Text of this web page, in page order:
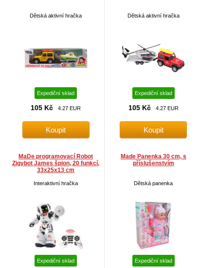
Dětská aktivní hračka
Expediční sklad
105 Kč 4.27 EUR
Dětská aktivní hračka
Expediční sklad
105 Kč 4.27 EUR
MaDe programovací Robot
Zigybot James špion, 20 funkcí,
33x25x13 cm
Interaktivní hračka
Expediční sklad
Made Panenka 30 cm, s
příslušenstvím
Dětská panenka
Expediční sklad